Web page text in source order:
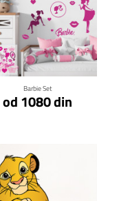
Barbie Set
od 1080 din
Klikni za detalje